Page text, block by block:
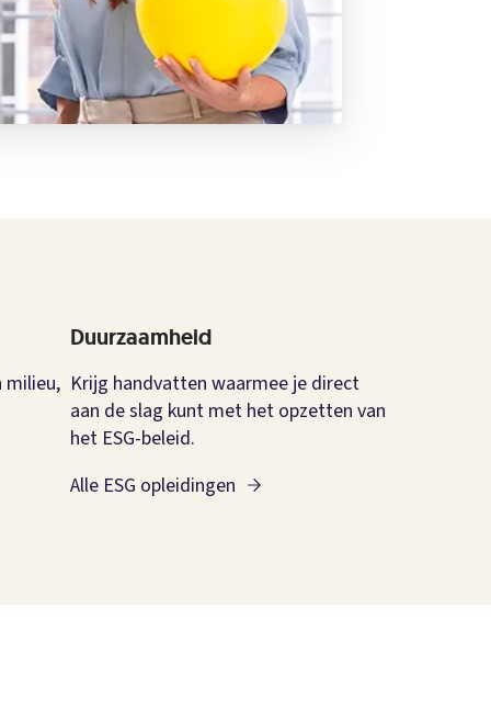
milieu,
Duurzaamheid
Krijg handvatten waarmee je direct
aan de slag kunt met het opzetten van
het ESG-beleid.
Alle ESG opleidingen